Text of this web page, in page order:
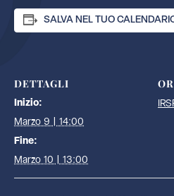
SALVA NEL TUO
DETTAGLI
Inizio:
Marzo 9 | 14:00
Fine:
Marzo 10 | 13:00